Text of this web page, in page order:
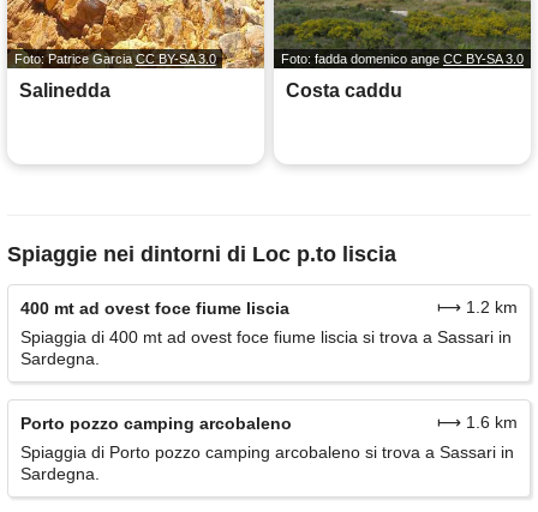
Foto: Patrice GarciaCC BY-SA 3.0
Salinedda
Foto: fadda domenico ange CC BY-SA 3.0
Costa caddu
Spiaggie nei dintorni di Loc p.to liscia
400 mt ad ovest foce fiume liscia
⟼ 1.2 km
Spiaggia di 400 mt ad ovest foce fiume liscia si trova a Sassari in
Sardegna.
Porto pozzo camping arcobaleno
⟼ 1.6 km
Spiaggia di Porto pozzo camping arcobaleno si trova a Sassari in
Sardegna.